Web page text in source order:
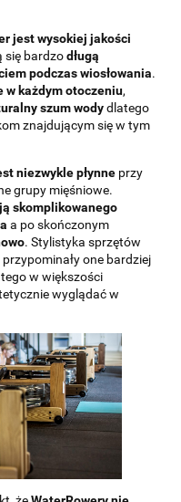
jest wysokiej jakości
się bardzodługą
podczas wiosłowania.
w każdym otoczeniu,
szum wodydlatego
znajdującym się w tym
niezwykle płynne przy
grupy mięśniowe.
skomplikowanego
a po skończonym
. Stylistyka sprzętów
one bardziej
w większości
wyglądać w